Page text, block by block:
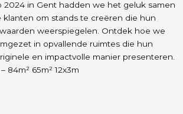
2024 in Gent hadden we het geluk samen
om stands te creëren die hun
weerspiegelen. Ontdek hoe we
in opvallende ruimtes die hun
en impactvolle manier presenteren.
84m² 65m² 12x3m